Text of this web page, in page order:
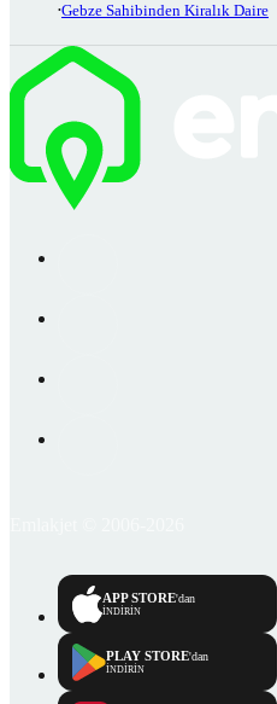
Gebze Sahibinden Kiralık Daire
APP STORE'dan
İNDİRİN
PLAY STORE'dan
İNDİRİN